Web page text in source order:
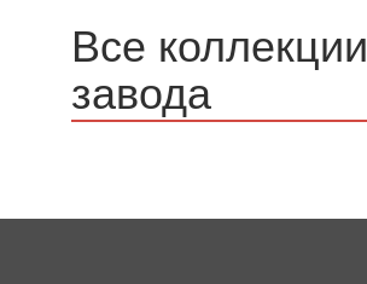
Все коллекции
завода